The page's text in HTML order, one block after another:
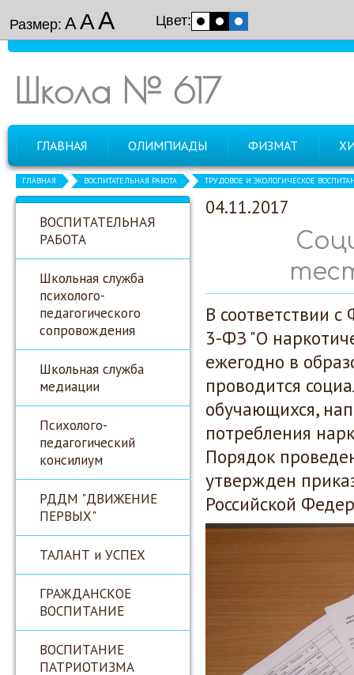
Размер: ААА Цвет:
Школа № 617
ГЛАВНАЯ ОЛИМПИАДЫ ФИЗМАТ
ГЛАВНАЯ ВОСПИТАТЕЛЬНАЯ РАБОТА ТРУДОВОЕ И ЭКОЛОГИЧЕСКОЕ
ВОСПИТАТЕЛЬНАЯ
РАБОТА
Школьная служба
психолого-
педагогического
сопровождения
Школьная служба
медиации
Психолого-
педагогический
консилиум
РДДМ "ДВИЖЕНИЕ
ПЕРВЫХ"
ТАЛАНТ и УСПЕХ
ГРАЖДАНСКОЕ
ВОСПИТАНИЕ
ВОСПИТАНИЕ
ПАТРИОТИЗМА
04.11.2017
В соответствии
3-ФЗ "О
ежегодно в
проводится
обучающихся,
потребления
Порядок
утвержден
Российской